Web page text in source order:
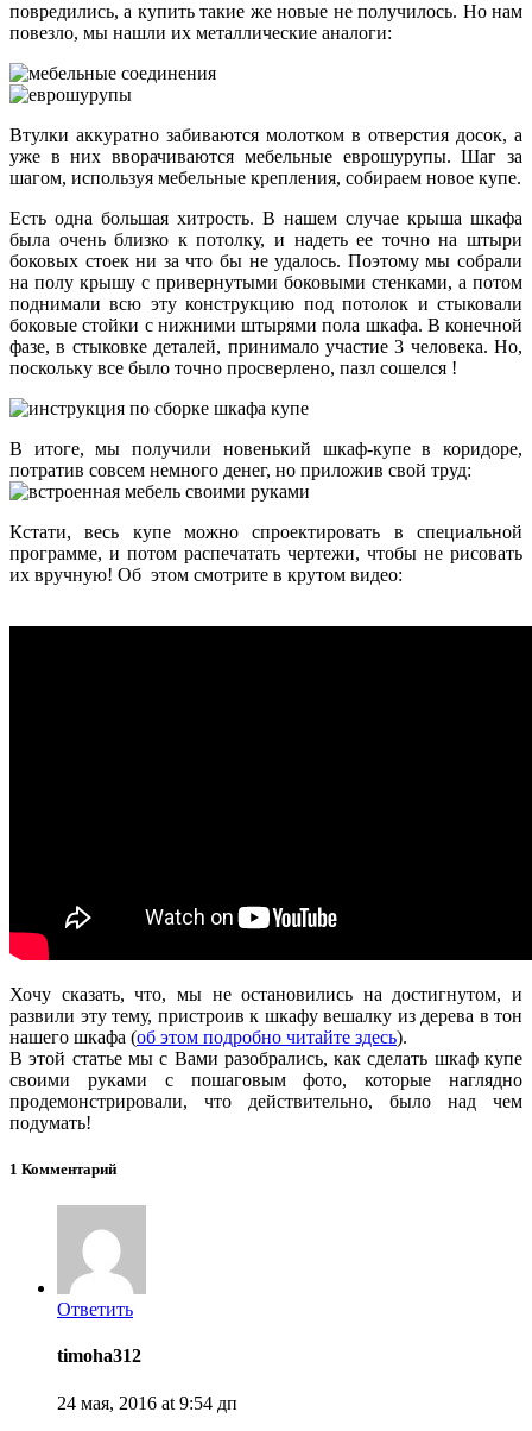
повредились, а купить такие же новые не получилось. Но нам
повезло, мы нашли их металлические аналоги:
Втулки аккуратно забиваются молотком в отверстия досок, а
уже в них вворачиваются мебельные еврошурупы. Шаг за
шагом, используя мебельные крепления, собираем новое купе.
Есть одна большая хитрость. В нашем случае крыша шкафа
была очень близко к потолку, и надеть ее точно на штыри
боковых стоек ни за что бы не удалось. Поэтому мы собрали
на полу крышу с привернутыми боковыми стенками, а потом
поднимали всю эту конструкцию под потолок и стыковали
боковые стойки с нижними штырями пола шкафа. В конечной
фазе, в стыковке деталей, принимало участие 3 человека. Но,
поскольку все было точно просверлено, пазл сошелся !
В итоге, мы получили новенький шкаф-купе в коридоре,
потратив совсем немного денег, но приложив свой труд:
Кстати, весь купе можно спроектировать в специальной
программе, и потом распечатать чертежи, чтобы не рисовать
их вручную! Об этом смотрите в крутом видео:
Хочу сказать, что, мы не остановились на достигнутом, и
развили эту тему, пристроив к шкафу вешалку из дерева в тон
нашего шкафа (об этом подробно читайте здесь).
В этой статье мы с Вами разобрались, как сделать шкаф купе
своими руками с пошаговым фото, которые наглядно
продемонстрировали, что действительно, было над чем
подумать!
1 Комментарий
Ответить
timoha312
24 мая, 2016 at 9:54 дп